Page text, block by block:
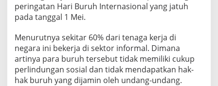
N
N
S
O
S
I
A
peringatan Hari Buruh Internasional yang jatuh
pada tanggal 1 Mei.
Menurutnya sekitar 60% dari tenaga kerja di
negara ini bekerja di sektor informal. Dimana
artinya para buruh tersebut tidak memiliki cukup
perlindungan sosial dan tidak mendapatkan hak-
hak buruh yang dijamin oleh undang-undang.